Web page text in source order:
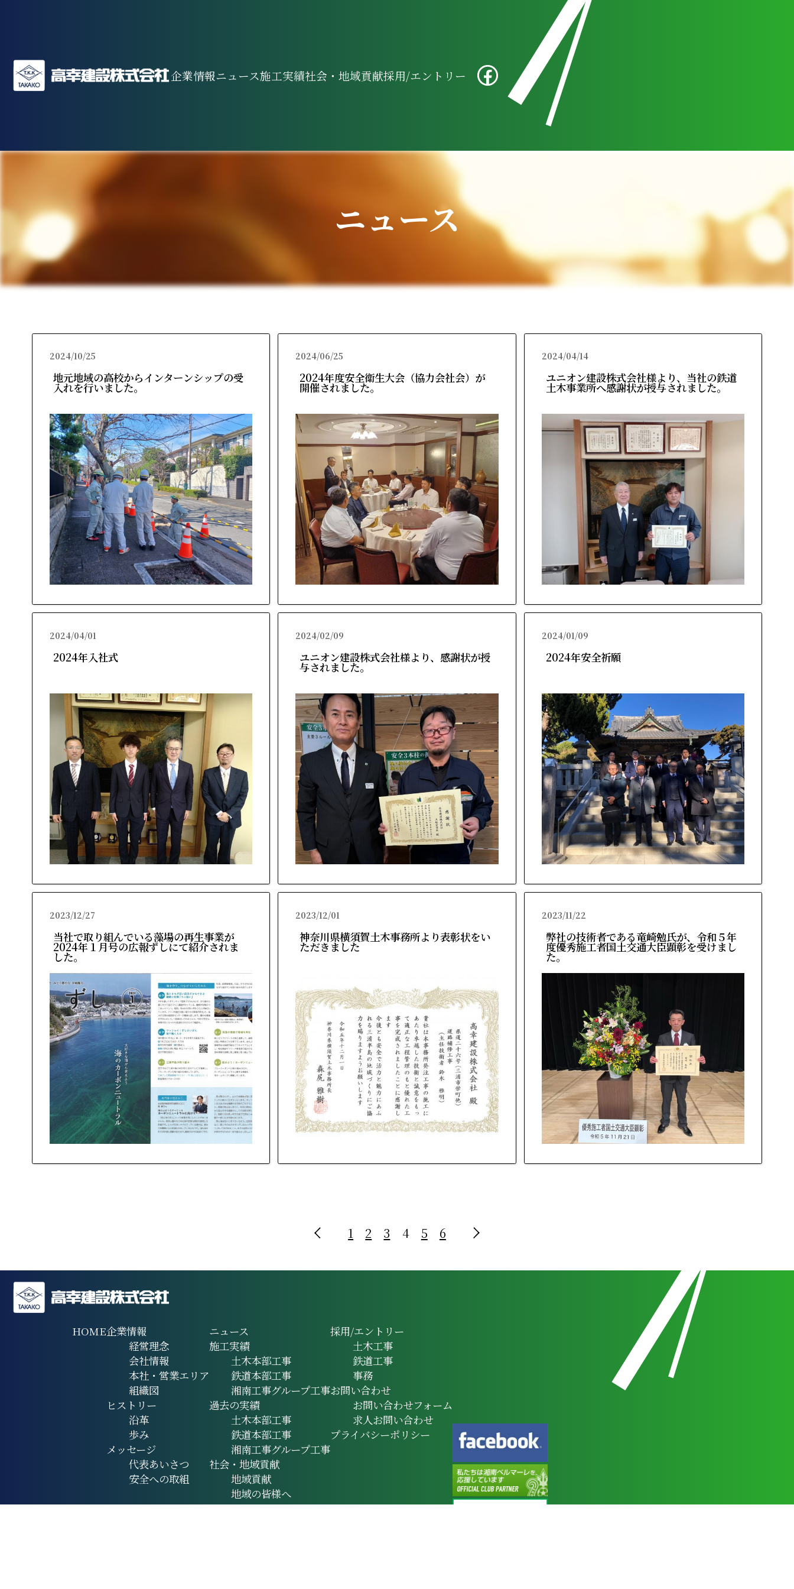
企業情報ニュース施工実績社会・地域貢献採用/エントリー
ニュース
2024/10/25
地元地域の高校からインターンシップの受
入れを行いました。
2024/06/25
2024年度安全衛生大会（協力会社会）が
開催されました。
2024/04/14
ユニオン建設株式会社様より、当社の鉄道
土木事業所へ感謝状が授与されました。
2024/04/01
2024年入社式
2024/02/09
ユニオン建設株式会社様より、感謝状が授
与されました。
2024/01/09
2024年安全祈願
2023/12/27
当社で取り組んでいる藻場の再生事業が
2024年１月号の広報ずしにて紹介されま
した。
2023/12/01
神奈川県横須賀土木事務所より表彰状をい
ただきました
2023/11/22
弊社の技術者である竜崎勉氏が、令和５年
度優秀施工者国土交通大臣顕彰を受けまし
た。
1 2 3 4 5 6
HOME企業情報
経営理念
会社情報
本社・営業エリア
組織図
ヒストリー
沿革
歩み
メッセージ
代表あいさつ
安全への取組
ニュース
施工実績
土木本部工事
鉄道本部工事
湘南工事グループ工事
過去の実績
土木本部工事
鉄道本部工事
湘南工事グループ工事
社会・地域貢献
地域貢献
地域の皆様へ
採用/エントリー
土木工事
鉄道工事
事務
お問い合わせ
お問い合わせフォーム
求人お問い合わせ
プライバシーポリシー